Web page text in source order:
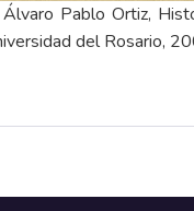
Pablo Ortiz,
del Rosario,